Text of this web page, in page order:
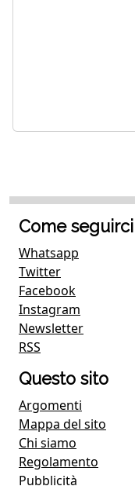
Come seguirci
Whatsapp
Twitter
Facebook
Instagram
Newsletter
RSS
Questo sito
Argomenti
Mappa del sito
Chi siamo
Regolamento
Pubblicità